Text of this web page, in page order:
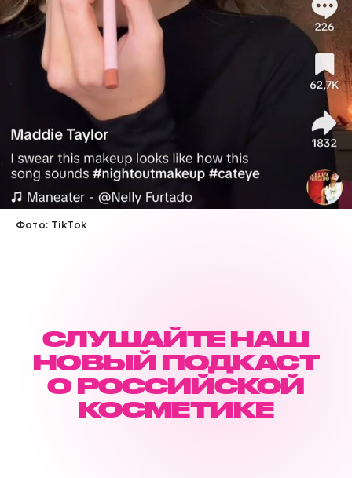
Фото: TikTok
СЛУШАЙТЕ НАШ
НОВЫЙ ПОДКАСТ
О РОССИЙСКОЙ
КОСМЕТИКЕ